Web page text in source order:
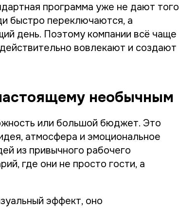
программа уже не дают того
быстро переключаются, а
день. Поэтому компании всё чаще
вовлекают и создают
необычным
или большой бюджет. Это
атмосфера и эмоциональное
из привычного рабочего
где они не просто гости, а
эффект, оно